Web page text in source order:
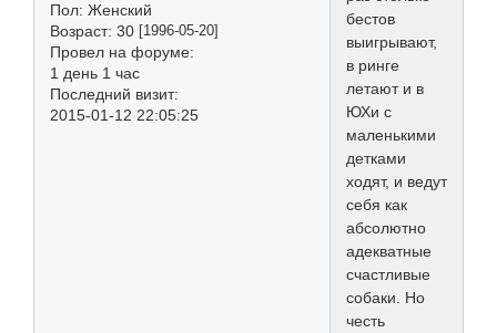
Пол: Женский
Возраст: 30 [1996-05-20]
Провел на форуме:
1 день 1 час
Последний визит:
2015-01-12 22:05:25
бестов
выигрывают,
в ринге
летают и в
ЮХи с
маленькими
детками
ходят, и ведут
себя как
абсолютно
адекватные
счастливые
собаки. Но
честь